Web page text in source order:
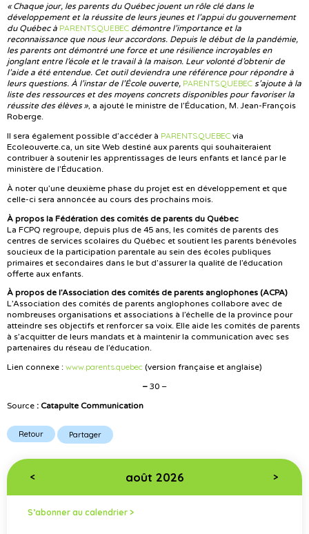
« Chaque jour, les parents du Québec jouent un rôle clé dans le
développement et la réussite de leurs jeunes et l’appui du gouvernement
du Québec à PARENTS.QUEBEC démontre l’importance et la
reconnaissance que nous leur accordons. Depuis le début de la pandémie,
les parents ont démontré une force et une résilience incroyables en
jonglant entre l’école et le travail à la maison. Leur volonté d’obtenir de
l’aide a été entendue. Cet outil deviendra une référence pour répondre à
leurs questions. À l’instar de l’École ouverte, PARENTS.QUEBEC s’ajoute à la
liste des ressources et des moyens concrets disponibles pour favoriser la
réussite des élèves », a ajouté le ministre de l’Éducation, M. Jean-François
Roberge.
Il sera également possible d’accéder à PARENTS.QUEBEC via
Ecoleouverte.ca, un site Web destiné aux parents qui souhaiteraient
contribuer à soutenir les apprentissages de leurs enfants et lancé par le
ministère de l’Éducation.
À noter qu’une deuxième phase du projet est en développement et que
celle-ci sera annoncée au cours des prochains mois.
À propos la Fédération des comités de parents du Québec
La FCPQ regroupe, depuis plus de 45 ans, les comités de parents des
centres de services scolaires du Québec et soutient les parents bénévoles
soucieux de la participation parentale au sein des écoles publiques
primaires et secondaires dans le but d’assurer la qualité de l’éducation
offerte aux enfants.
À propos de l’Association des comités de parents anglophones (ACPA)
L’Association des comités de parents anglophones collabore avec de
nombreuses organisations et associations à l’échelle de la province pour
atteindre ses objectifs et renforcer sa voix. Elle aide les comités de parents
à s’acquitter de leurs mandats et à maintenir la communication avec ses
partenaires du réseau de l’éducation.
Lien connexe : www.parents.quebec (version française et anglaise)
– 30 –
Source : Catapulte Communication
Retour Partager
< août 2026 >
S’abonner au calendrier >